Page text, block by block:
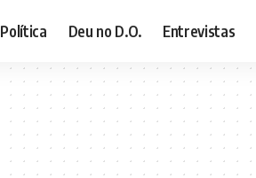
Política Deu no D.O. Entrevistas